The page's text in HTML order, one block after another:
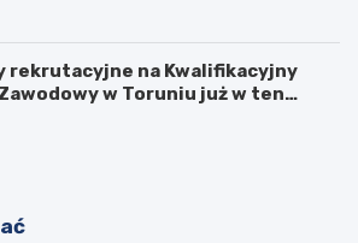
rekrutacyjne na Kwalifikacyjny
w Toruniu już w ten